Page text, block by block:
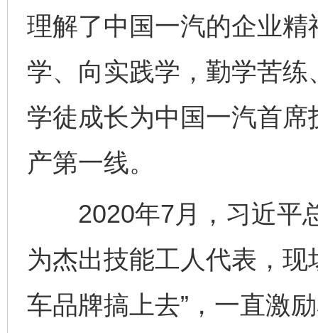
理解了中国一汽的企业精
学、向实践学，勤学苦
学徒成长为中国一汽首
产第一线。
2020年7月，习近平
为杰出技能工人代表，
车品牌搞上去”，一直激